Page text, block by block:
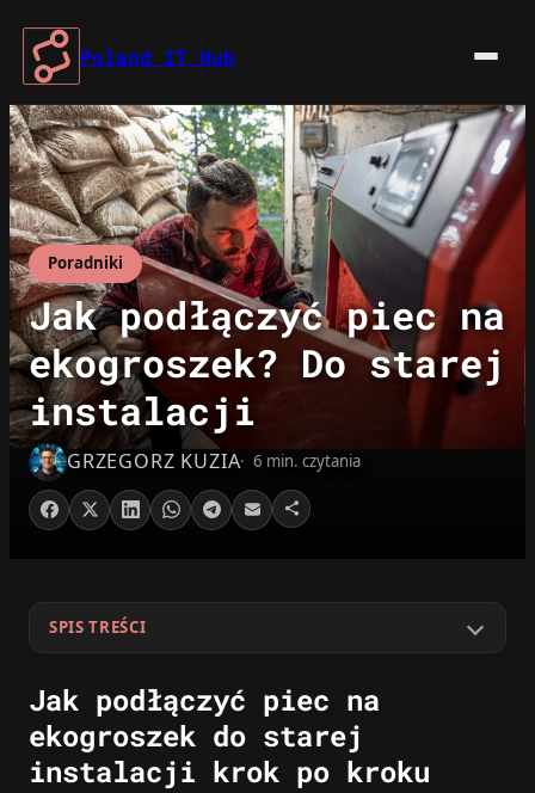
Przejdź
treści
Poland IT Hub
Poradniki
Jak podłączyć piec na
ekogroszek? Do starej
instalacji
GRZEGORZ KUZIA 6 min. czytania
SPIS TREŚCI
Jak podłączyć piec na
ekogroszek do starej
instalacji krok po kroku